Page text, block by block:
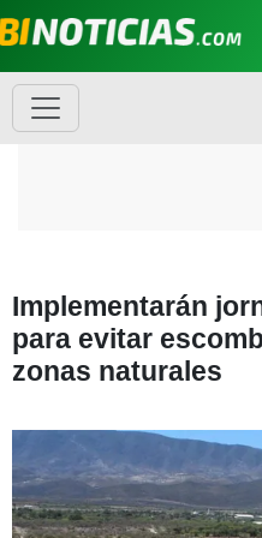
Implementarán
para evitar
zonas naturales